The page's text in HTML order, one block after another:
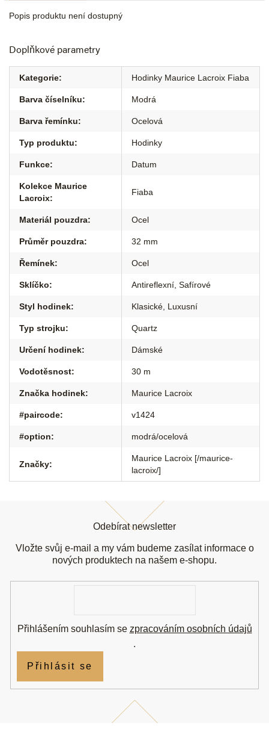
Popis produktu není dostupný
Doplňkové parametry
Kategorie: Hodinky Maurice Lacroix Fiaba
Barva číselníku: Modrá
Barva řemínku: Ocelová
Typ produktu: Hodinky
Funkce: Datum
Kolekce Maurice
Lacroix:
Fiaba
Materiál pouzdra: Ocel
Průměr pouzdra: 32 mm
Řemínek: Ocel
Sklíčko: Antireflexní Safírové
Styl hodinek: Klasické Luxusní
Typ strojku: Quartz
Určení hodinek: Dámské
Vodotěsnost: 30 m
Značka hodinek: Maurice Lacroix
#paircode: v1424
#option: modrá/ocelová
Značky:
Maurice Lacroix [/maurice-
lacroix/]
Odebírat newsletter
Vložte svůj e-mail a my vám budeme zasílat informace o
nových produktech na našem e-shopu.
Přihlášením souhlasím se zpracováním osobních údajů
.
Přihlásit se